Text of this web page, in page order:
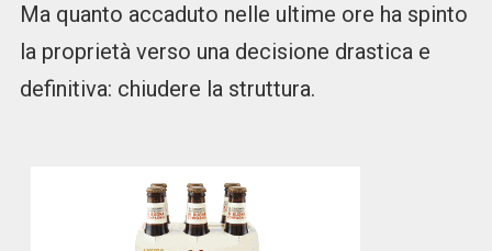
Ma quanto accaduto nelle ultime ore ha spinto
la proprietà verso una decisione drastica e
definitiva: chiudere la struttura.